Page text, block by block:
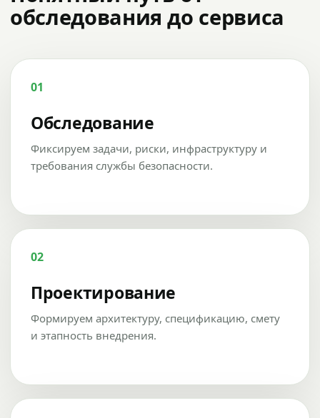
обследования до сервиса
01
Обследование
Фиксируем задачи, риски, инфраструктуру и
требования службы безопасности.
02
Проектирование
Формируем архитектуру, спецификацию, смету
и этапность внедрения.